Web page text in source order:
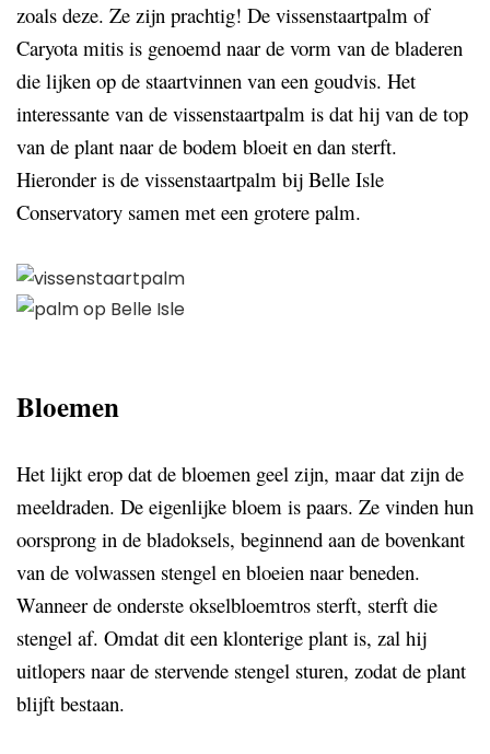
zoals deze. Ze zijn prachtig! De vissenstaartpalm of
Caryota mitis is genoemd naar de vorm van de bladeren
die lijken op de staartvinnen van een goudvis. Het
interessante van de vissenstaartpalm is dat hij van de top
van de plant naar de bodem bloeit en dan sterft.
Hieronder is de vissenstaartpalm bij Belle Isle
Conservatory samen met een grotere palm.
Bloemen
Het lijkt erop dat de bloemen geel zijn, maar dat zijn de
meeldraden. De eigenlijke bloem is paars. Ze vinden hun
oorsprong in de bladoksels, beginnend aan de bovenkant
van de volwassen stengel en bloeien naar beneden.
Wanneer de onderste okselbloemtros sterft, sterft die
stengel af. Omdat dit een klonterige plant is, zal hij
uitlopers naar de stervende stengel sturen, zodat de plant
blijft bestaan.